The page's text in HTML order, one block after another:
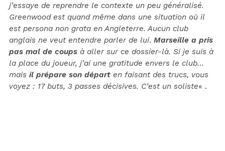
j’essaye de reprendre le contexte un peu généralisé.
Greenwood est quand même dans une situation où il
est persona non grata en Angleterre. Aucun club
anglais ne veut entendre parler de lui. Marseille a pris
pas mal de coups à aller sur ce dossier-là. Si je suis à
la place du joueur, j’ai une gratitude envers le club…
mais il prépare son départ en faisant des trucs, vous
voyez : 17 buts, 3 passes décisives. C’est un soliste« .